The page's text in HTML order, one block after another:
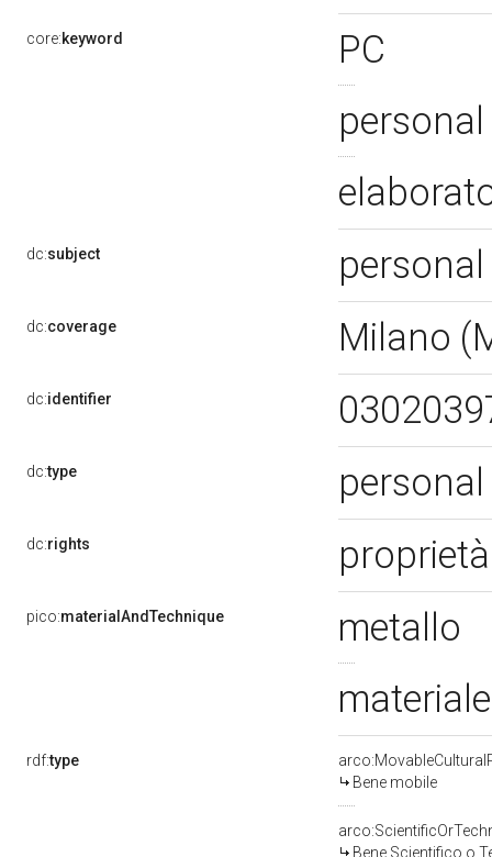
core:keyword
PC
dc:subject
dc:coverage Milano
dc:identifier
dc:type
dc:rights
pico:materialAndTechnique
metallo
rdf:type
Bene mobile
Bene Scientifico o